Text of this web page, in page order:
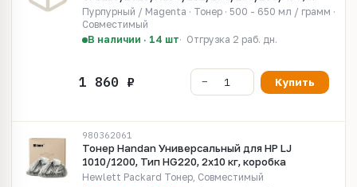
HGH01, химический, Magenta, 500гр, Grafit
Пурпурный / Magenta · Тонер · 500 - 650 мл / грамм ·
Совместимый
В наличии · 14 шт
Отгрузка 2 раб. дн.
Купить
980362061
Тонер Handan Универсальный для HP LJ
1010/1200, Тип HG220, 2x10 кг, коробка
Hewlett Packard Тонер, Совместимый